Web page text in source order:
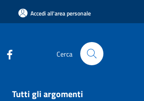
Accedi all'area personale
Cerca
Tutti gli argomenti